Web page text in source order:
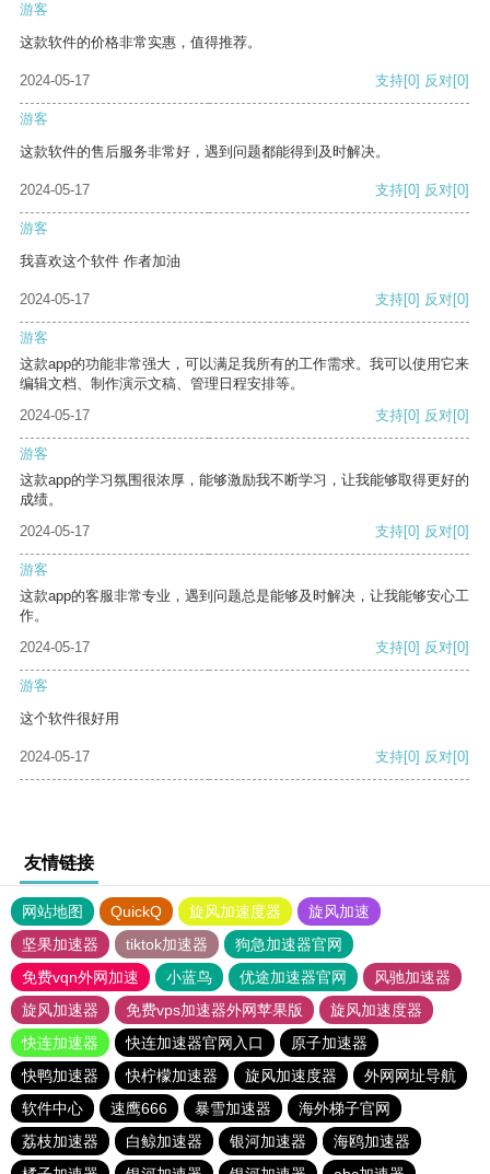
游客
这款软件的价格非常实惠，值得推荐。
2024-05-17 支持[0] 反对[0]
游客
这款软件的售后服务非常好，遇到问题都能得到及时解决。
2024-05-17 支持[0] 反对[0]
游客
我喜欢这个软件 作者加油
2024-05-17 支持[0] 反对[0]
游客
这款app的功能非常强大，可以满足我所有的工作需求。我可以使用它来
编辑文档、制作演示文稿、管理日程安排等。
2024-05-17
支持[0] 反对[0]
游客
这款app的学习氛围很浓厚，能够激励我不断学习，让我能够取得更好的
成绩。
2024-05-17
支持[0] 反对[0]
游客
这款app的客服非常专业，遇到问题总是能够及时解决，让我能够安心工
作。
2024-05-17
支持[0] 反对[0]
游客
这个软件很好用
2024-05-17 支持[0] 反对[0]
友情链接
网站地图 QuickQ 旋风加速度器
旋风加速
坚果加速器
tiktok加速器
狗急加速器官网
免费vqn外网加速
小蓝鸟 优途加速器官网
风驰加速器
旋风加速器
免费vps加速器外网苹果版
旋风加速度器
快连加速器
快连加速器官网入口
原子加速器
快鸭加速器
快柠檬加速器 旋风加速度器
外网网址导航
软件中心
速鹰666 暴雪加速器
海外梯子官网
荔枝加速器
白鲸加速器 银河加速器
海鸥加速器